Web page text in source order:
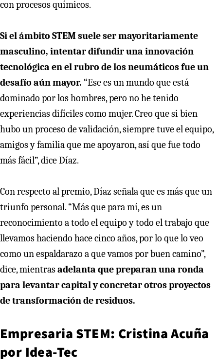
con procesos químicos.
Si el ámbito STEM suele ser mayoritariamente
masculino, intentar difundir una innovación
tecnológica en el rubro de los neumáticos fue un
desafío aún mayor. “Ese es un mundo que está
dominado por los hombres, pero no he tenido
experiencias difíciles como mujer. Creo que si bien
hubo un proceso de validación, siempre tuve el equipo,
amigos y familia que me apoyaron, así que fue todo
más fácil”, dice Díaz.
Con respecto al premio, Díaz señala que es más que un
triunfo personal. “Más que para mí, es un
reconocimiento a todo el equipo y todo el trabajo que
llevamos haciendo hace cinco años, por lo que lo veo
como un espaldarazo a que vamos por buen camino”,
dice, mientrasadelanta que preparan una ronda
para levantar capital y concretar otros proyectos
de transformación de residuos.
Empresaria STEM: Cristina Acuña
por Idea-Tec